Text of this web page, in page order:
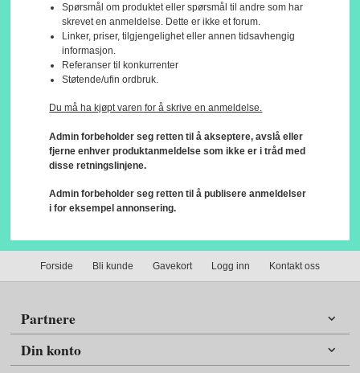
Spørsmål om produktet eller spørsmål til andre som har
skrevet en anmeldelse. Dette er ikke et forum.
Linker, priser, tilgjengelighet eller annen tidsavhengig
informasjon.
Referanser til konkurrenter
Støtende/ufin ordbruk.
Du må ha kjøpt varen for å skrive en anmeldelse.
Admin forbeholder seg retten til å akseptere, avslå eller
fjerne enhver produktanmeldelse som ikke er i tråd med
disse retningslinjene.
Admin forbeholder seg retten til å publisere anmeldelser
i for eksempel annonsering.
Forside Bli kunde Gavekort Logg inn Kontakt oss
Partnere
Din konto